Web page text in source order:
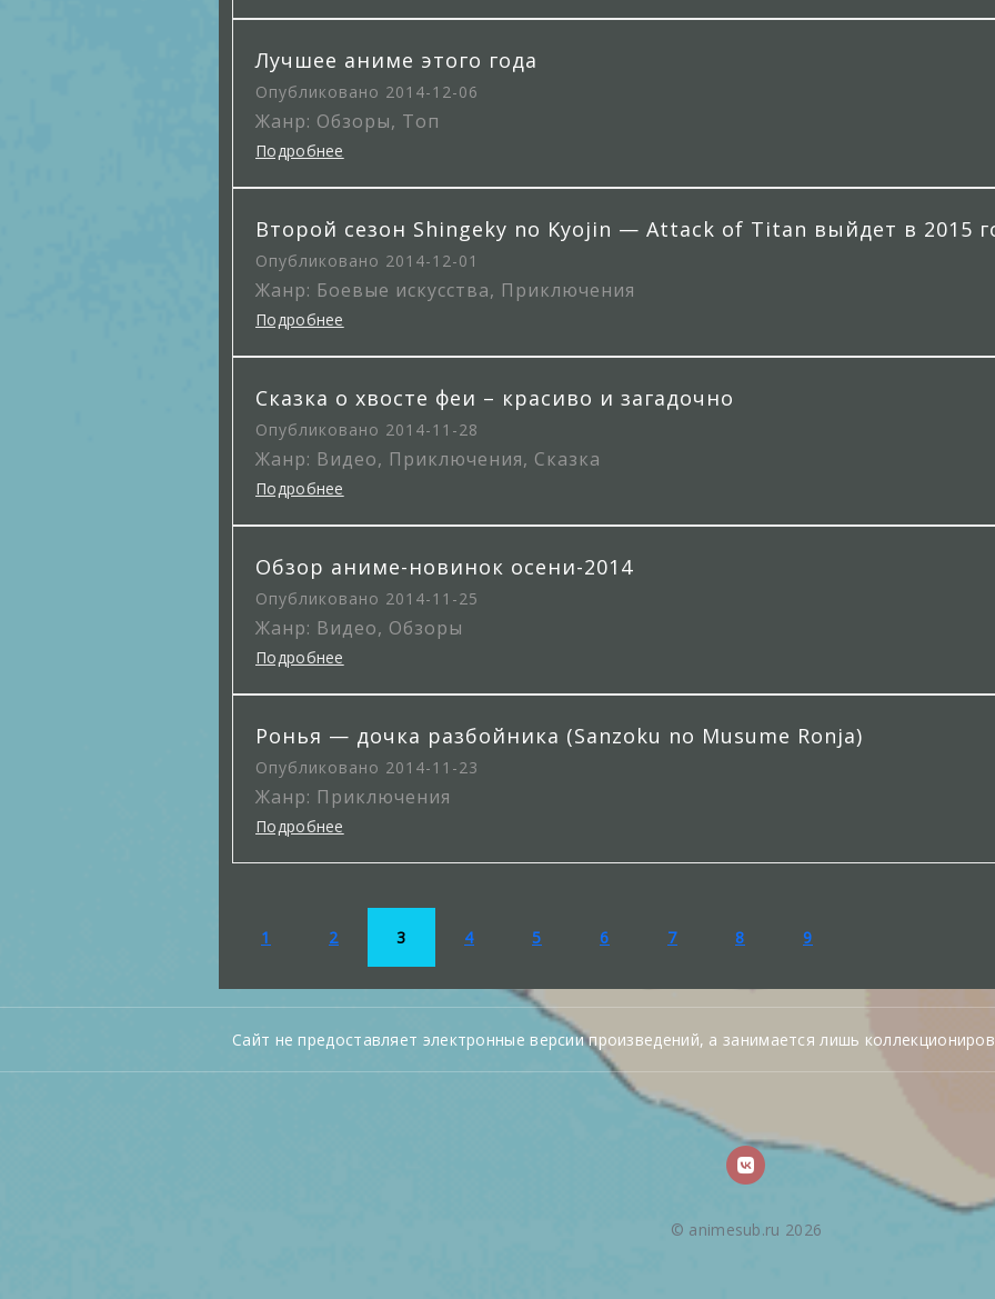
Лучшее аниме этого года
Опубликовано 2014-12-06
Жанр: Обзоры, Топ
Подробнее
Второй сезон Shingeky no Kyojin — Attack of Titan выйдет в 2015
Опубликовано 2014-12-01
Жанр: Боевые искусства, Приключения
Подробнее
Сказка о хвосте феи – красиво и загадочно
Опубликовано 2014-11-28
Жанр: Видео, Приключения, Сказка
Подробнее
Обзор аниме-новинок осени-2014
Опубликовано 2014-11-25
Жанр: Видео, Обзоры
Подробнее
Ронья — дочка разбойника (Sanzoku no Musume Ronja)
Опубликовано 2014-11-23
Жанр: Приключения
Подробнее
1 2 3 4 5 6 7 8 9
Сайт не предоставляет электронные версии произведений, а занимается лишь
© animesub.ru 2026